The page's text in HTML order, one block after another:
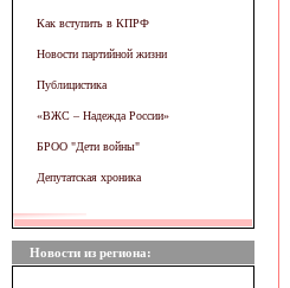
Как вступить в КПРФ
Новости партийной жизни
Публицистика
«ВЖC – Надежда России»
БРОО "Дети войны"
Депутатская хроника
Новости из региона: